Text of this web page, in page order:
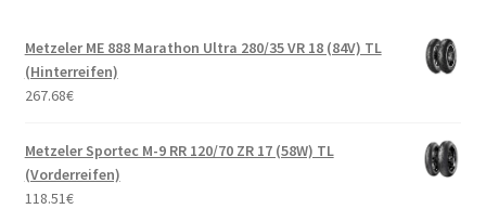
Metzeler ME 888 Marathon Ultra 280/35 VR 18 (84V) TL
(Hinterreifen)
267.68€
Metzeler Sportec M-9 RR 120/70 ZR 17 (58W) TL
(Vorderreifen)
118.51€